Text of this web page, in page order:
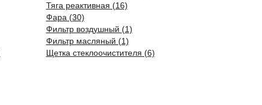
Тяга реактивная (16)
Фара (30)
Фильтр воздушный (1)
Фильтр масляный (1)
Щетка стеклоочистителя (6)